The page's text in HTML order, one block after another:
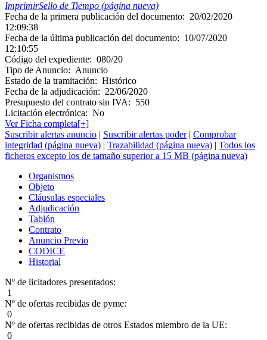
ImprimirSello de Tiempo (página nueva)
Fecha de la primera publicación del documento: 20/02/2020
12:09:38
Fecha de la última publicación del documento: 10/07/2020
12:10:55
Código del expediente: 080/20
Tipo de Anuncio: Anuncio
Estado de la tramitación: Histórico
Fecha de la adjudicación: 22/06/2020
Presupuesto del contrato sin IVA: 550
Licitación electrónica: No
Ver Ficha completa[+]
Suscribir alertas anuncio | Suscribir alertas poder| Comprobar
integridad (página nueva) | Trazabilidad (página nueva) | Todos los
ficheros excepto los de tamaño superior a 15 MB (página nueva)
Organismos
Objeto
Cláusulas especiales
Adjudicación
Tablón
Contrato
Anuncio Previo
CODICE
Historial
Nº de licitadores presentados:
1
Nº de ofertas recibidas de pyme:
0
Nº de ofertas recibidas de otros Estados miembro de la UE:
0